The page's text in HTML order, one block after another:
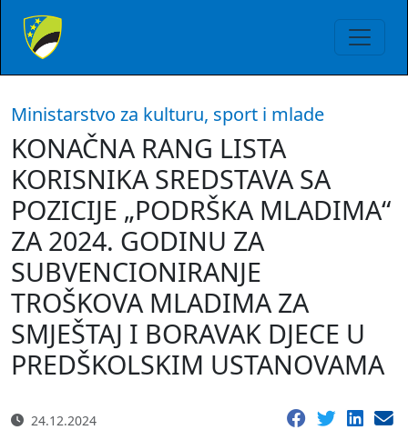
Ministarstvo za kulturu, sport i mlade
KONAČNA RANG LISTA
KORISNIKA SREDSTAVA SA
POZICIJE „PODRŠKA MLADIMA“
ZA 2024. GODINU ZA
SUBVENCIONIRANJE
TROŠKOVA MLADIMA ZA
SMJEŠTAJ I BORAVAK DJECE U
PREDŠKOLSKIM USTANOVAMA
24.12.2024